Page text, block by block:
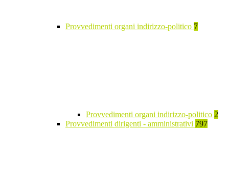
Provvedimenti organi indirizzo-politico 7
Provvedimenti organi indirizzo-politico 2
Provvedimenti dirigenti - amministrativi 797